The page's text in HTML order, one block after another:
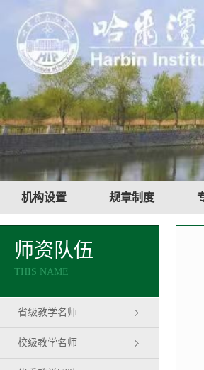
机构设置 规章制度
师资队伍
THIS NAME
省级教学名师
校级教学名师